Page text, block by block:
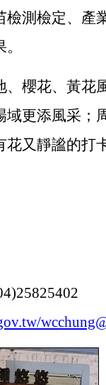
測檢定、產
花、黃花
更添風采；
花又靜謐的打